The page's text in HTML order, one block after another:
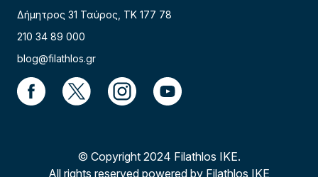
Δήμητρος 31 Ταύρος, TK 177 78
210 34 89 000
blog@filathlos.gr
© Copyright 2024 Filathlos ΙΚΕ.
All rights reserved powered by Filathlos ΙΚΕ